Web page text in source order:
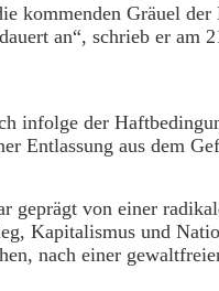
kommenden Gräuel
an“, schrieb er am
infolge der
Entlassung aus dem
geprägt von einer
Kapitalismus und
nach einer